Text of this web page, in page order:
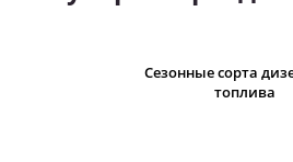
Сезонные сорта
топлива